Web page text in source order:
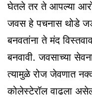
घेतले तर ते आपल्या
जवस हे पचनास थोडे
बनवतांना ते मंद
बनवावी. जवसाच्या
त्यामुळे रोज जेवणात
कोलेस्टेरॉल वाढला